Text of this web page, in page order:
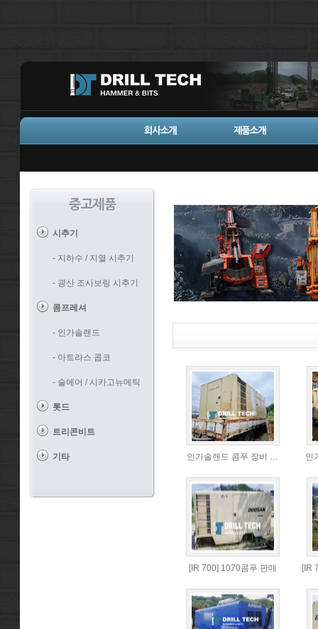
시추기
- 지하수 / 지열 시추기
- 광산 조사보링 시추기
콤프레셔
- 인가솔랜드
- 아트라스 콥코
- 술에어 / 시카고뉴메틱
롯드
트리콘비트
기타 인가솔랜드 콤푸 장비 … 인
[IR 700] 1070콤푸 판매 [IR